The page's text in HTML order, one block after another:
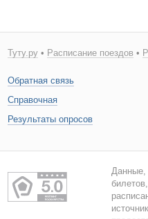
Туту.ру• Расписание поездов •
Обратная связь
Справочная
Результаты опросов
Данные,